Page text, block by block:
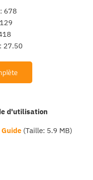
678
27.50
d'utilisation
Guide (Taille: 5.9 MB)